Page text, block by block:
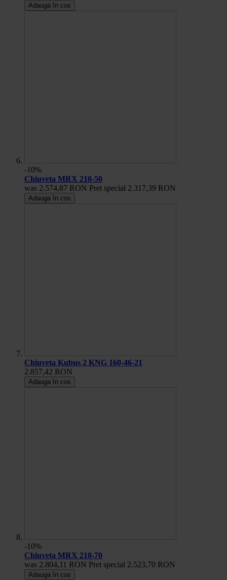
Adauga în cos
-10%
Chiuveta MRX 210-50
was 2.574,87 RON Pret special 2.317,39 RON
Adauga în cos
Chiuveta Kubus 2 KNG 160-46-21
2.857,42 RON
Adauga în cos
-10%
Chiuveta MRX 210-70
was 2.804,11 RON Pret special 2.523,70 RON
Adauga în cos